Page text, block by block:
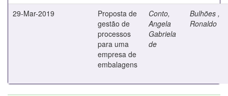
29-Mar-2019
Proposta de
gestão de
processos
para uma
empresa de
embalagens
Conto,
Angela
Gabriela
de
Bulhões ,
Ronaldo